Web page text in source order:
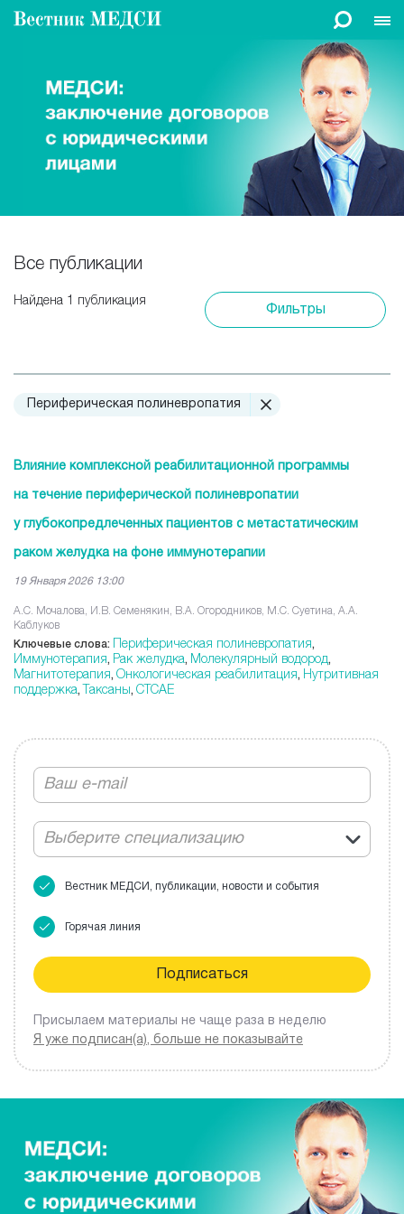
Все публикации
Найдена 1 публикация
Фильтры
Периферическая полиневропатия
Влияние комплексной реабилитационной программы
на течение периферической полиневропатии
у глубокопредлеченных пациентов с метастатическим
раком желудка на фоне иммунотерапии
19 Января 2026 13:00
А.С. Мочалова, И.В. Семенякин, В.А. Огородников, М.С. Суетина, А.А.
Каблуков
Ключевые слова: Периферическая полиневропатия,
Иммунотерапия, Рак желудка, Молекулярный водород,
Магнитотерапия, Онкологическая реабилитация, Нутритивная
поддержка, Таксаны, CTCAE
Выберите специализацию
Вестник МЕДСИ, публикации, новости и события
Горячая линия
Присылаем материалы не чаще раза в неделю
Я уже подписан(а), больше не показывайте